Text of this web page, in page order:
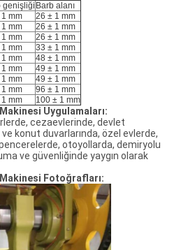
genişliği Barb alanı
mm
26 ± 1 mm
mm
26 ± 1 mm
mm
26 ± 1 mm
mm
33 ± 1 mm
mm
48 ± 1 mm
mm
49 ± 1 mm
mm
49 ± 1 mm
mm
96 ± 1 mm
mm 100 ± 1 mm
Uygulamaları:
cezaevlerinde, devlet
konut duvarlarında, özel evlerde,
pencerelerde, otoyollarda, demiryolu
ve güvenliğinde yaygın olarak
Makinesi Fotoğrafları: